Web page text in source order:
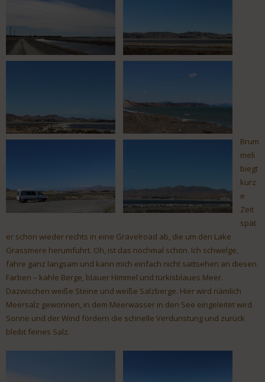
Brum
meli
biegt
kurz
e
Zeit
spät
er schon wieder rechts in eine Gravelroad ab, die um den Lake
Grassmere herumführt. Oh, ist das nochmal schön. Ich schwelge,
fahre ganz langsam und kann mich einfach nicht sattsehen an diesen
Farben – kahle Berge, blauer Himmel und türkisblaues Meer.
Dazwischen weiße Steine und weiße Salzberge. Hier wird nämlich
Meersalz gewonnen, in dem Meerwasser in den See eingeleitet wird.
Sonne und der Wind fördern die schnelle Verdunstung und zurück
bleibt feines Salz.